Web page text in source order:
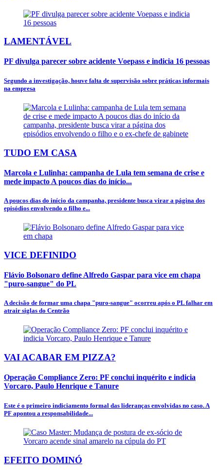
LAMENTÁVEL
PF divulga parecer sobre acidente Voepass e indicia 16 pessoas
Segundo a investigação, houve falta de supervisão sobre práticas informais
na empresa
TUDO EM CASA
Marcola e Lulinha: campanha de Lula tem semana de crise e
mede impacto A poucos dias do início...
A poucos dias do início da campanha, presidente busca virar a página dos
episódios envolvendo o filho e...
VICE DEFINIDO
Flávio Bolsonaro define Alfredo Gaspar para vice em chapa
"puro-sangue" do PL
A decisão de formar uma chapa "puro-sangue" ocorreu após o PL falhar em
atrair siglas do Centrão
VAI ACABAR EM PIZZA?
Operação Compliance Zero: PF conclui inquérito e indicia
Vorcaro, Paulo Henrique e Tanure
Este é o primeiro indiciamento formal das lideranças envolvidas no caso. A
PF apontou a responsabilidade...
EFEITO DOMINÓ